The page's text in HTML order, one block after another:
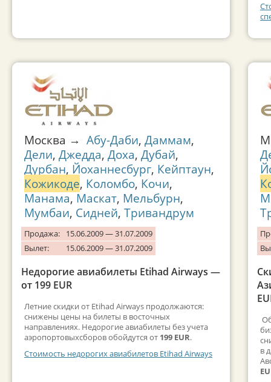
Москва → Абу-Даби, Даммам,
Дели, Джедда, Доха, Дубай,
Дурбан, Йоханнесбург, Кейптаун,
Кожикоде, Коломбо, Кочи,
Манама, Маскат, Мельбурн,
Мумбаи, Сидней, Тривандрум
Продажа:
15.06.2009 — 31.07.2009
Вылет:
15.06.2009 — 31.07.2009
Недорогие авиабилеты Etihad Airways —
от 199 EUR
Летние скидки от Etihad Airways продолжаются:
снижены цены на билеты в восточных
направлениях. Недорогие авиабилеты без учета
аэропортовыхсборов обойдутся от 199 EUR.
Стоимость недорогих авиабилетов Etihad Airways
в